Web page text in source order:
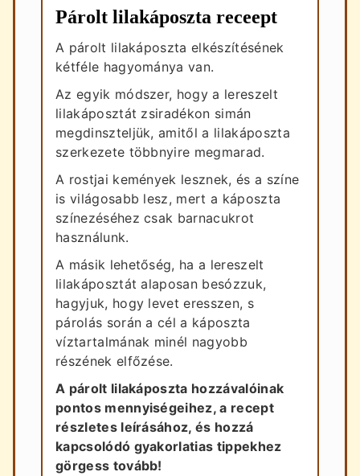
Párolt lilakáposzta receept
A párolt lilakáposzta elkészítésének
kétféle hagyománya van.
Az egyik módszer, hogy a lereszelt
lilakáposztát zsiradékon simán
megdinszteljük, amitől a lilakáposzta
szerkezete többnyire megmarad.
A rostjai kemények lesznek, és a színe
is világosabb lesz, mert a káposzta
színezéséhez csak barnacukrot
használunk.
A másik lehetőség, ha a lereszelt
lilakáposztát alaposan besózzuk,
hagyjuk, hogy levet eresszen, s
párolás során a cél a káposzta
víztartalmának minél nagyobb
részének elfőzése.
A párolt lilakáposzta hozzávalóinak
pontos mennyiségeihez, a recept
részletes leírásához, és hozzá
kapcsolódó gyakorlatias tippekhez
görgess tovább!